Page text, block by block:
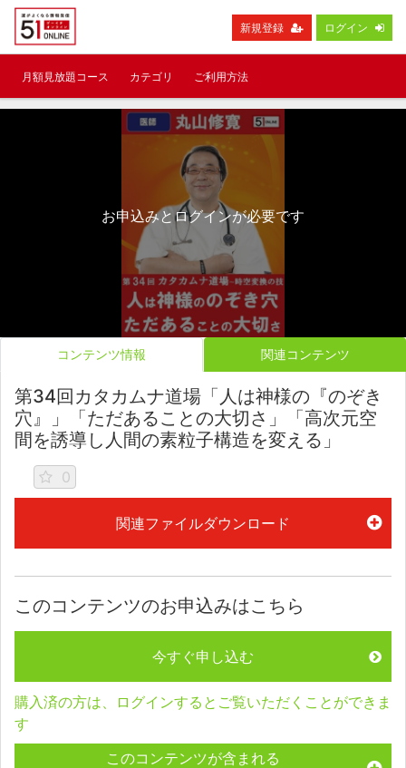
新規登録 ログイン
月額見放題コース カテゴリ ご利用方法
お申込みとログインが必要です
コンテンツ情報 関連コンテンツ
第34回カタカムナ道場「人は神様の『のぞき
穴』」「ただあることの大切さ」「高次元空
間を誘導し人間の素粒子構造を変える」
0
関連ファイルダウンロード
このコンテンツのお申込みはこちら
今すぐ申し込む
購入済の方は、ログインするとご覧いただくことができま
す
このコンテンツが含まれる